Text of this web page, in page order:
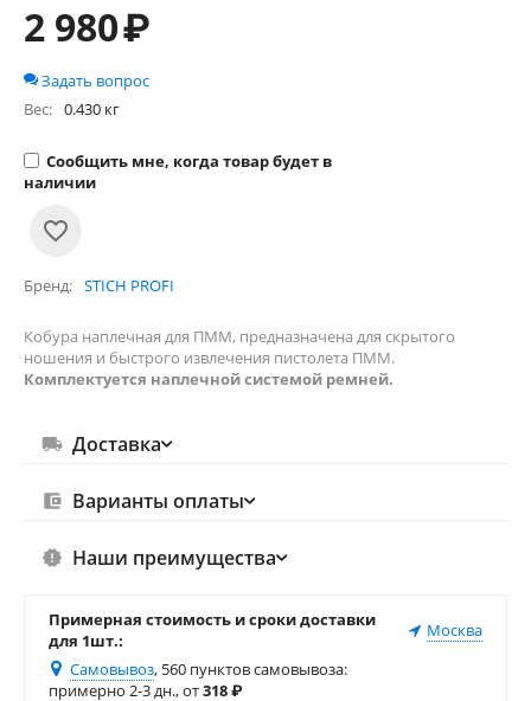
2 980₽
Задать вопрос
Вес: 0.430 кг
Сообщить мне, когда товар будет в
наличии
Бренд STICH PROFI
Кобура наплечная для ПММ, предназначена для скрытого
ношения и быстрого извлечения пистолета ПММ.
Комплектуется наплечной системой ремней.
Доставка
Варианты оплаты
Наши преимущества
Примерная стоимость и сроки доставки
для 1шт.:
Москва
Самовывоз, 560 пунктов самовывоза:
примерно 2-3 дн., от318₽